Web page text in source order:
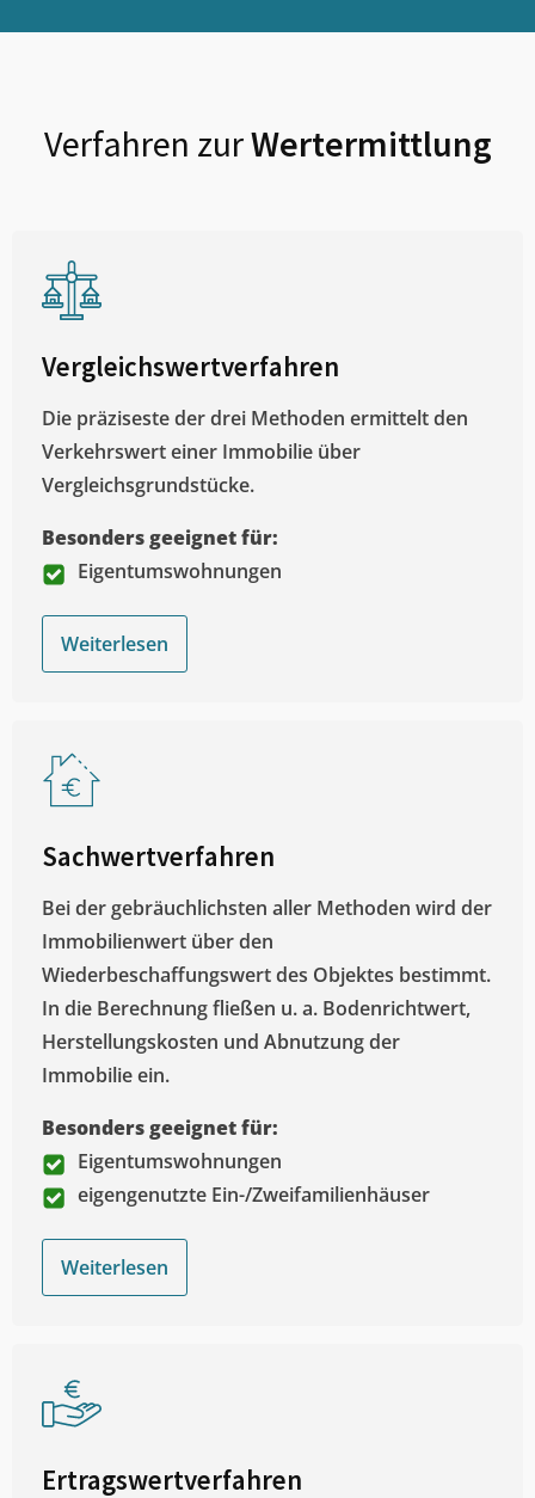
Verfahren zurWertermittlung
Vergleichswertverfahren
Die präziseste der drei Methoden ermittelt den
Verkehrswert einer Immobilie über
Vergleichsgrundstücke.
Besonders geeignet für:
Eigentumswohnungen
Weiterlesen
Sachwertverfahren
Bei der gebräuchlichsten aller Methoden wird der
Immobilienwert über den
Wiederbeschaffungswert des Objektes bestimmt.
In die Berechnung fließen u. a. Bodenrichtwert,
Herstellungskosten und Abnutzung der
Immobilie ein.
Besonders geeignet für:
Eigentumswohnungen
eigengenutzte Ein-/Zweifamilienhäuser
Weiterlesen
Ertragswertverfahren